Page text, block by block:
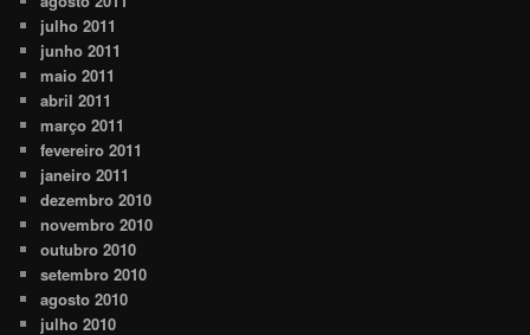
julho 2011
junho 2011
maio 2011
abril 2011
março 2011
fevereiro 2011
janeiro 2011
dezembro 2010
novembro 2010
outubro 2010
setembro 2010
agosto 2010
julho 2010